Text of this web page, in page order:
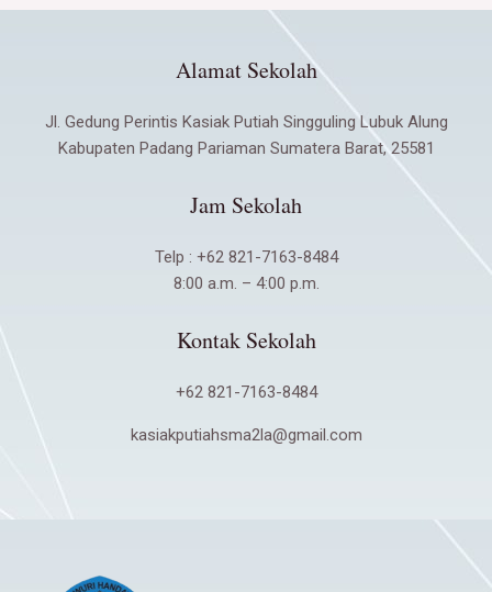
Alamat Sekolah
Jl. Gedung Perintis Kasiak Putiah Singguling Lubuk Alung
Kabupaten Padang Pariaman Sumatera Barat, 25581
Jam Sekolah
Telp : +62 821-7163-8484
8:00 a.m. – 4:00 p.m.
Kontak Sekolah
+62 821-7163-8484
kasiakputiahsma2la@gmail.com